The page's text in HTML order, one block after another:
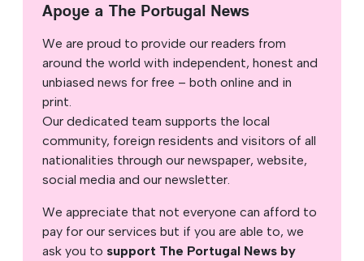
Apoye a The Portugal News
We are proud to provide our readers from
around the world with independent, honest and
unbiased news for free – both online and in
print.
Our dedicated team supports the local
community, foreign residents and visitors of all
nationalities through our newspaper, website,
social media and our newsletter.
We appreciate that not everyone can afford to
pay for our services but if you are able to, we
ask you to support The Portugal News by